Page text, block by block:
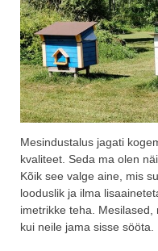
Mesindustalus jagati
kvaliteet. Seda ma olen
Kõik see valge aine, mis
looduslik ja ilma
imetrikke teha. Mesilased,
kui neile jama sisse sööta.